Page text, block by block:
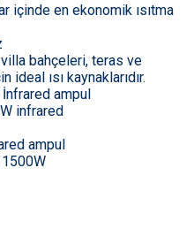
içinde en ekonomik ısıtma
bahçeleri, teras ve
ideal ısı kaynaklarıdır.
İnfrared ampul
infrared
ampul